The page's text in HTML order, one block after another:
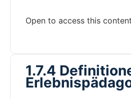
Open to access this content
1.7.4